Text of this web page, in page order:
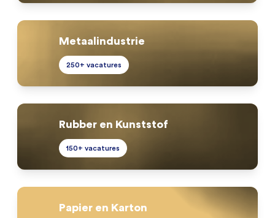
Metaalindustrie
250+ vacatures
Rubber en Kunststof
150+ vacatures
Papier en Karton